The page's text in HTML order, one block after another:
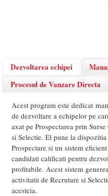
Dezvoltarea echipei
Procesul de Vanzare Directa
Acest program este dedicat
de dezvoltare a echipelor pe
axat pe Prospectarea prin
si Selectie. El pune la
Prospectare si un sistem
candidati calificati pentru
profitabile. Acest sistem
activitatii de Recrutare si
acesteia.